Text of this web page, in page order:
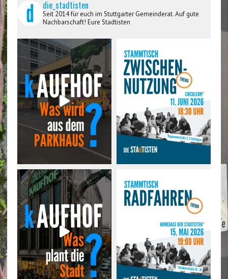
die_stadtisten
Seit 2014 für euch im Stuttgarter Gemeinderat. Auf gute
Nachbarschaft! Eure Stadtisten